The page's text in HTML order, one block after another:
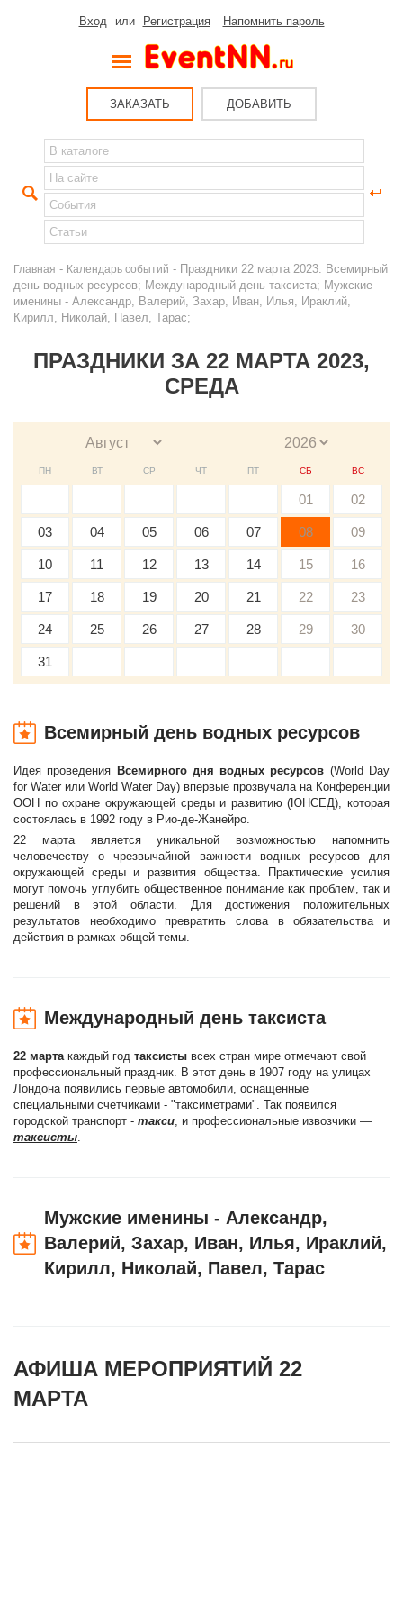
Вход или Регистрация Напомнить пароль
ЗАКАЗАТЬ ДОБАВИТЬ
Главная - Календарь событий - Праздники 22 марта 2023: Всемирный
день водных ресурсов; Международный день таксиста; Мужские
именины - Александр, Валерий, Захар, Иван, Илья, Ираклий,
Кирилл, Николай, Павел, Тарас;
ПРАЗДНИКИ ЗА 22 МАРТА 2023,
СРЕДА
ПН ВТ СР ЧТ ПТ СБ ВС
01 02
03 04 05 06 07 08 09
10 11 12 13 14 15 16
17 18 19 20 21 22 23
24 25 26 27 28 29 30
31
Всемирный день водных ресурсов
Идея проведения Всемирного дня водных ресурсов (World Day
for Water или World Water Day) впервые прозвучала на Конференции
ООН по охране окружающей среды и развитию (ЮНСЕД), которая
состоялась в 1992 году в Рио-де-Жанейро.
22 марта является уникальной возможностью напомнить
человечеству о чрезвычайной важности водных ресурсов для
окружающей среды и развития общества. Практические усилия
могут помочь углубить общественное понимание как проблем, так и
решений в этой области. Для достижения положительных
результатов необходимо превратить слова в обязательства и
действия в рамках общей темы.
Международный день таксиста
22 мартакаждый год таксисты всех стран мире отмечают свой
профессиональный праздник. В этот день в 1907 году на улицах
Лондона появились первые автомобили, оснащенные
специальными счетчиками - "таксиметрами". Так появился
городской транспорт - такси, и профессиональные извозчики —
таксисты.
Мужские именины - Александр,
Валерий, Захар, Иван, Илья, Ираклий,
Кирилл, Николай, Павел, Тарас
АФИША МЕРОПРИЯТИЙ 22
МАРТА